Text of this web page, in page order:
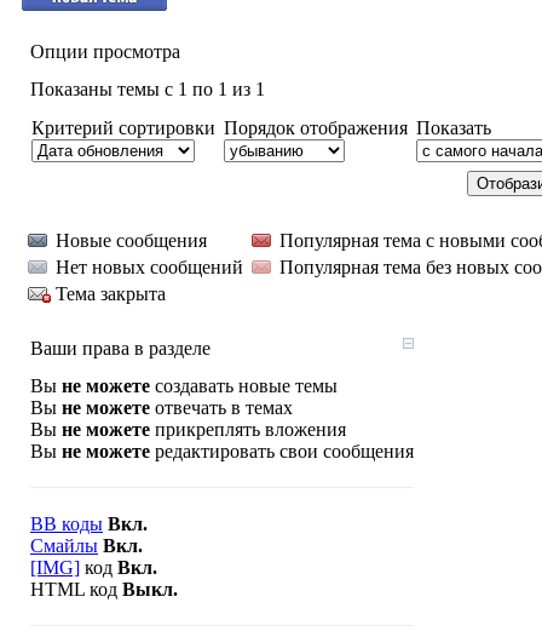
Опции просмотра
Показаны темы с 1 по 1 из 1
Критерий сортировки Порядок отображения Показать
Новые сообщения
Популярная тема с новыми
Нет новых сообщений
Популярная тема без новых
Тема закрыта
Ваши права в разделе
Вы не можете создавать новые темы
Вы не можете отвечать в темах
Вы не можете прикреплять вложения
Вы не можете редактировать свои сообщения
BB коды Вкл.
Смайлы Вкл.
[IMG] код Вкл.
HTML код Выкл.